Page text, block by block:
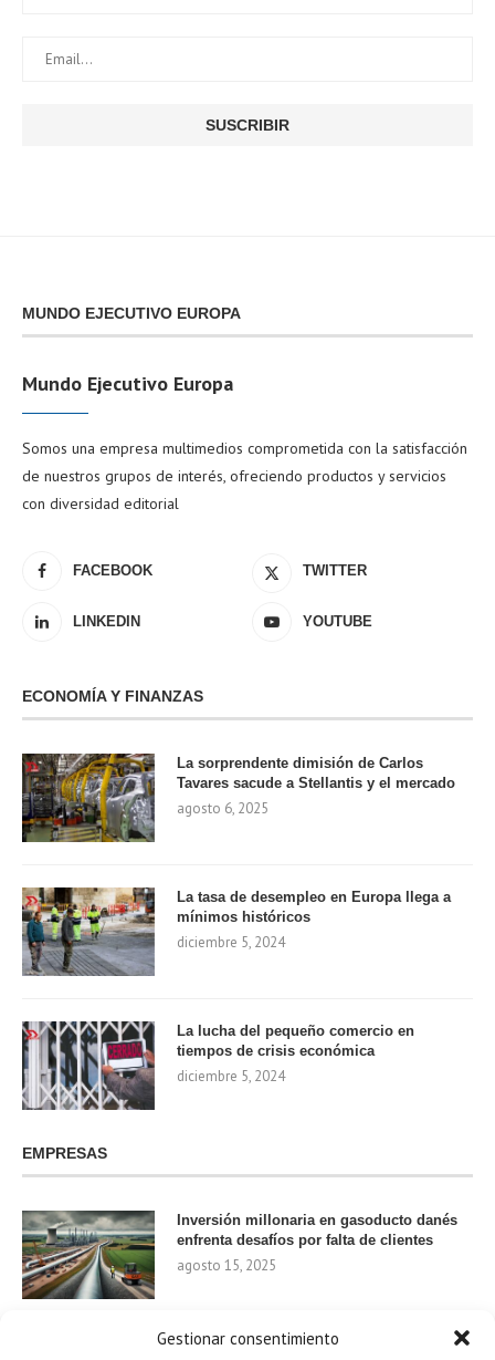
Gestionar consentimiento
MUNDO EJECUTIVO EUROPA
Mundo Ejecutivo Europa
Somos una empresa multimedios comprometida con la satisfacción
de nuestros grupos de interés, ofreciendo productos y servicios
con diversidad editorial
FACEBOOK TWITTER
LINKEDIN YOUTUBE
ECONOMÍA Y FINANZAS
La sorprendente dimisión de Carlos
Tavares sacude a Stellantis y el mercado
agosto 6, 2025
La tasa de desempleo en Europa llega a
mínimos históricos
diciembre 5, 2024
La lucha del pequeño comercio en
tiempos de crisis económica
diciembre 5, 2024
EMPRESAS
Inversión millonaria en gasoducto danés
enfrenta desafíos por falta de clientes
agosto 15, 2025